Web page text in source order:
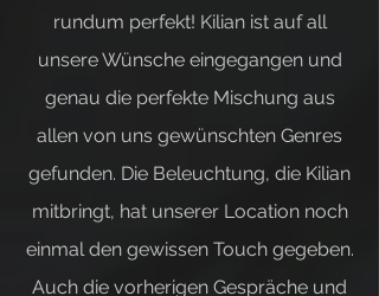
rundum perfekt! Kilian ist auf all
unsere Wünsche eingegangen und
genau die perfekte Mischung aus
allen von uns gewünschten Genres
gefunden. Die Beleuchtung, die Kilian
mitbringt, hat unserer Location noch
einmal den gewissen Touch gegeben.
Auch die vorherigen Gespräche und